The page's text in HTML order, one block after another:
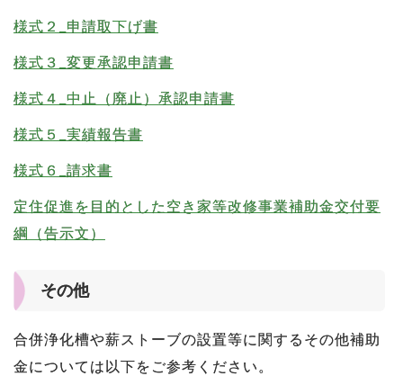
様式２_申請取下げ書
様式３_変更承認申請書
様式４_中止（廃止）承認申請書
様式５_実績報告書
様式６_請求書
定住促進を目的とした空き家等改修事業補助金交付要
綱（告示文）
その他
合併浄化槽や薪ストーブの設置等に関するその他補助
金については以下をご参考ください。